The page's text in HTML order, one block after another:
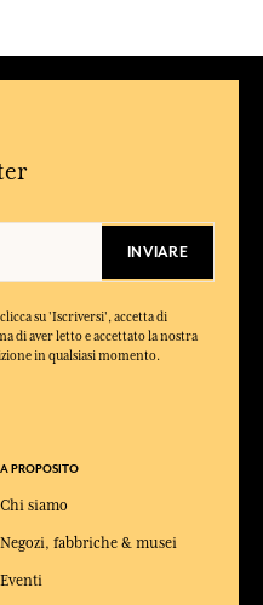
INVIARE
su 'Iscriversi', accetta di
di aver letto e accettato la nostra
in qualsiasi momento.
A PROPOSITO
Chi siamo
Negozi, fabbriche & musei
Eventi